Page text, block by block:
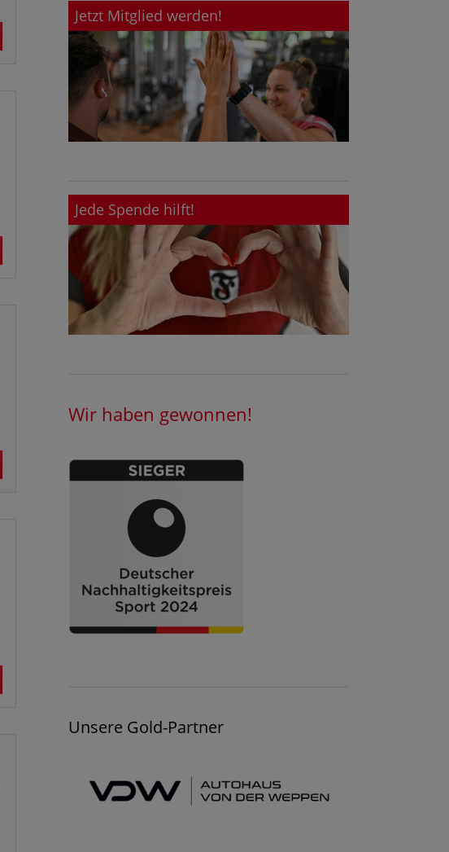
Jetzt Mitglied werden!
Jede Spende hilft!
Wir haben gewonnen!
Unsere Gold-Partner